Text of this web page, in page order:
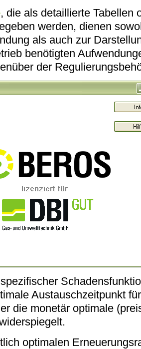
, die als detaillierte Tabellen
werden, dienen
als auch zur
benötigten
der
Austauschzeitpunkt
die monetär optimale
optimalen